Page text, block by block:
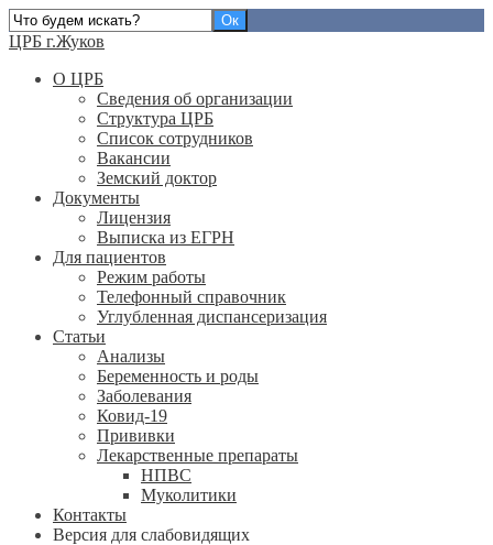
ЦРБ г.Жуков
О ЦРБ
Сведения об организации
Структура ЦРБ
Список сотрудников
Вакансии
Земский доктор
Документы
Лицензия
Выписка из ЕГРН
Для пациентов
Режим работы
Телефонный справочник
Углубленная диспансеризация
Статьи
Анализы
Беременность и роды
Заболевания
Ковид-19
Прививки
Лекарственные препараты
НПВС
Муколитики
Контакты
Версия для слабовидящих